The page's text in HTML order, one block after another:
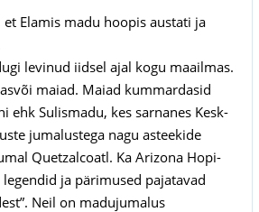
et Elamis madu hoopis austati ja
levinud iidsel ajal kogu maailmas.
maiad. Maiad kummardasid
ehk Sulismadu, kes sarnanes Kesk-
jumalustega nagu asteekide
Quetzalcoatl. Ka Arizona Hopi-
ja pärimused pajatavad
Neil on madujumalus